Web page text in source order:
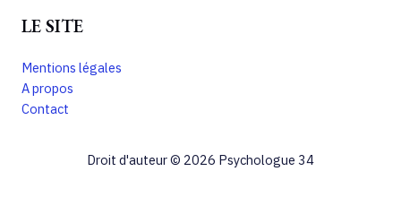
LE SITE
Mentions légales
A propos
Contact
Droit d'auteur © 2026 Psychologue 34